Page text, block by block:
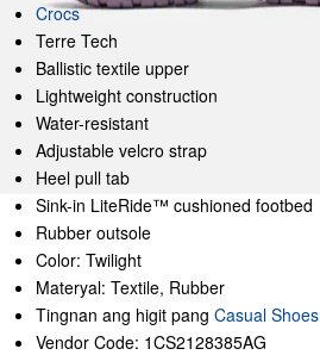
Crocs
Terre Tech
Ballistic textile upper
Lightweight construction
Water-resistant
Adjustable velcro strap
Heel pull tab
Sink-in LiteRide™ cushioned footbed
Rubber outsole
Color: Twilight
Materyal: Textile, Rubber
Tingnan ang higit pang Casual Shoes
Vendor Code: 1CS2128385AG